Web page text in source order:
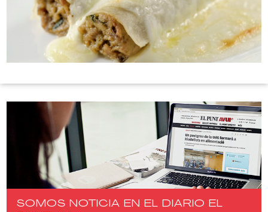
SOMOS NOTICIA EN EL DIARIO EL